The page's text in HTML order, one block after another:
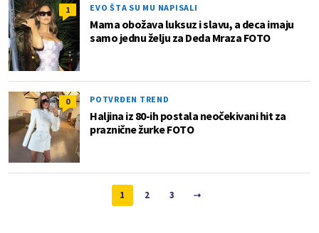
1 EVO ŠTA SU MU NAPISALI
Mama obožava luksuz i slavu, a deca imaju
samo jednu želju za Deda Mraza FOTO
0 POTVRĐEN TREND
Haljina iz 80-ih postala neočekivani hit za
praznične žurke FOTO
1 2 3